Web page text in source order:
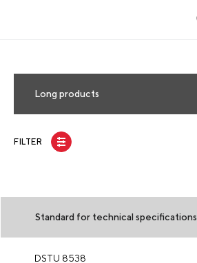
Long products
FILTER
Standard for technical specifications
DSTU 8538